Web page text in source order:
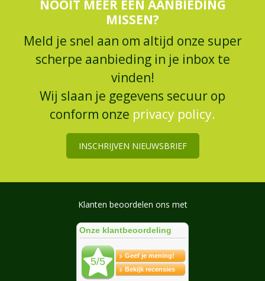
NOOIT MEER EEN AANBIEDING
MISSEN?
Meld je snel aan om altijd onze super
scherpe aanbieding in je inbox te
vinden!
Wij slaan je gegevens secuur op
conform onze privacy policy.
INSCHRIJVEN NIEUWSBRIEF
Klanten beoordelen ons met